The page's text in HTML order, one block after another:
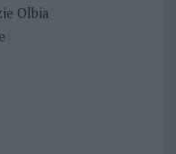
Olbia